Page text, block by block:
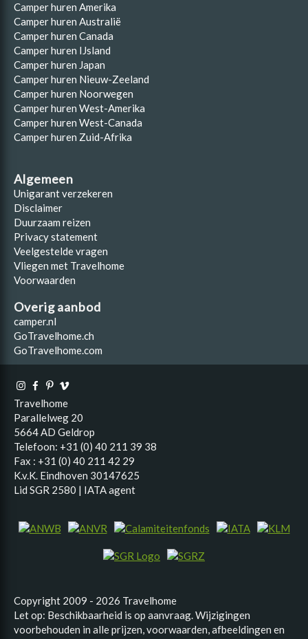
Camper huren Amerika
Camper huren Australië
Camper huren Canada
Camper huren IJsland
Camper huren Japan
Camper huren Nieuw-Zeeland
Camper huren Noorwegen
Camper huren West-Amerika
Camper huren West-Canada
Camper huren Zuid-Afrika
Algemeen
Unigarant verzekeren
Disclaimer
Duurzaam reizen
Privacy statement
Veelgestelde vragen
Vliegen met Travelhome
Voorwaarden
Overig aanbod
camper.nl
GoTravelhome.ch
GoTravelhome.com
Travelhome
Parallelweg 20
5664 AD Geldrop
Telefoon: +31 (0) 40 211 39 38
Fax : +31 (0) 40 211 42 29
K.v.K. Eindhoven 30147625
Lid SGR 2580 | IATA agent
Copyright 2009 - 2026 Travelhome
Let op: Beschikbaarheid is op aanvraag. Wijzigingen
voorbehouden in alle prijzen, voorwaarden, afbeeldingen en